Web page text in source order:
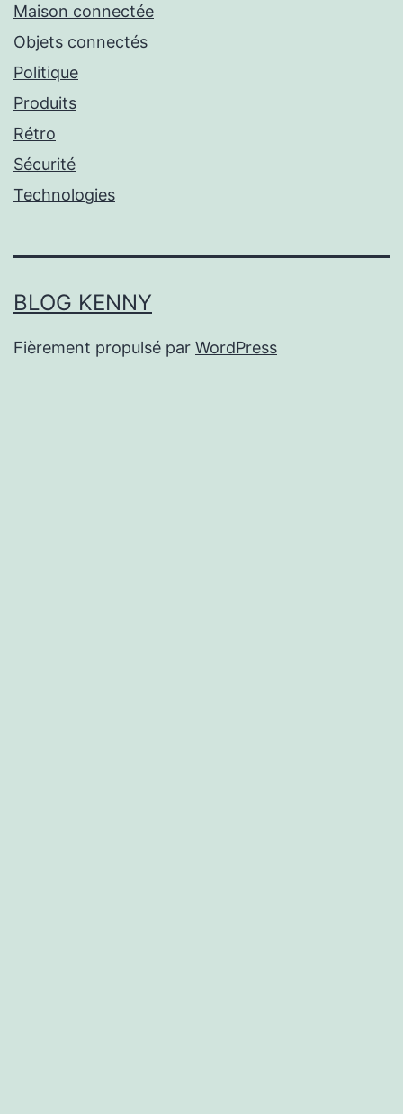
Maison connectée
Objets connectés
Politique
Produits
Rétro
Sécurité
Technologies
BLOG KENNY
Fièrement propulsé par WordPress